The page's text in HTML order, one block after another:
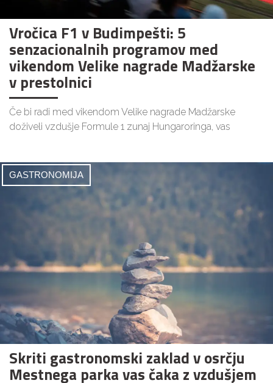
Vročica F1 v Budimpešti: 5
senzacionalnih programov med
vikendom Velike nagrade Madžarske
v prestolnici
Če bi radi med vikendom Velike nagrade Madžarske
doživeli vzdušje Formule 1 zunaj Hungaroringa, vas
GASTRONOMIJA
Skriti gastronomski zaklad v osrčju
Mestnega parka vas čaka z vzdušjem